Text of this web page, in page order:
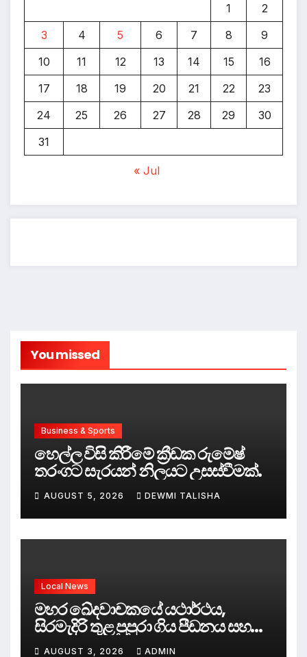
1
2
3
4 5 6 7 8
9
10
11 12 13 14 15
16
17
18 19 20 21 22
23
24
25 26 27 28 29
30
31
« Jul
You missed
Business & Sports
හෙල්ල විසි කිරීමේ ක්‍රීඩක රුමේෂ්
තරංගට සැරයන් නිලයට උසස්වීමක්.
AUGUST 5, 2026 DEWMI TALISHA
Local News
මහර ඛේදවාචකයේ යථාර්ථය,
සිරමැදිරි තුළ පුපුරා ගිය පීඩනය සහ
පලිගැනීමේ දේශපාලනය
AUGUST 3, 2026 ADMIN